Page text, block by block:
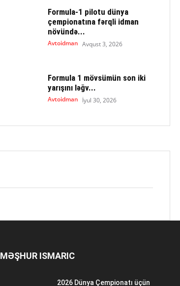
Formula-1 pilotu dünya
çempionatına fərqli idman
növündə...
Avtoidman Avqust 3, 2026
Formula 1 mövsümün son iki
yarışını ləğv...
Avtoidman İyul 30, 2026
MƏŞHUR ISMARIC
2026 Dünya Çempionatı üçün